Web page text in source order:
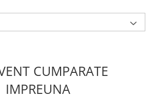
CUMPARATE
IMPREUNA